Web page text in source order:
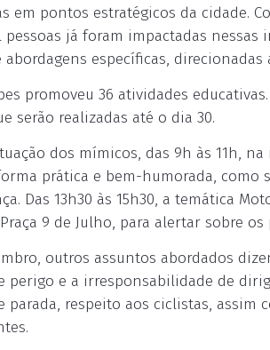
em pontos estratégicos da cidade.
pessoas já foram impactadas
abordagens específicas,
promoveu 36 atividades
serão realizadas até o dia 30.
dos mímicos, das 9h às 11h,
prática e bem-humorada, como
Das 13h30 às 15h30, a temática
9 de Julho, para alertar sobre
outros assuntos abordados
perigo e a irresponsabilidade de
parada, respeito aos ciclistas,